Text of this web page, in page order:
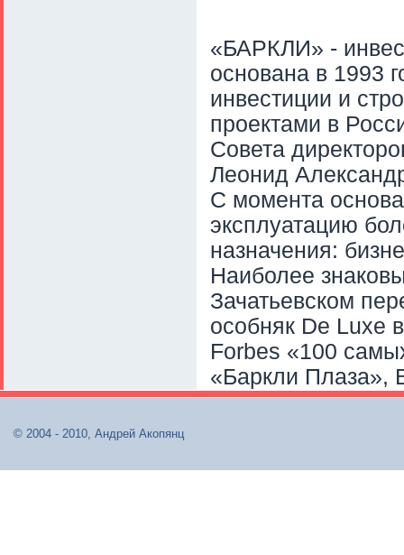
«БАРКЛИ» -
основана в 1993
инвестиции и
проектами в
Совета
Леонид
С момента
эксплуатацию
назначения:
Наиболее
Зачатьевском
особняк De Luxe
Forbes «100
«Баркли Плаза»,
© 2004 - 2010, Андрей Акопянц